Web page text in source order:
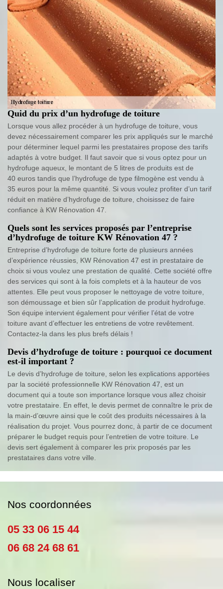
Quid du prix d’un hydrofuge de toiture
Lorsque vous allez procéder à un hydrofuge de toiture, vous
devez nécessairement comparer les prix appliqués sur le marché
pour déterminer lequel parmi les prestataires propose des tarifs
adaptés à votre budget. Il faut savoir que si vous optez pour un
hydrofuge aqueux, le montant de 5 litres de produits est de
40 euros tandis que l’hydrofuge de type filmogène est vendu à
35 euros pour la même quantité. Si vous voulez profiter d’un tarif
réduit en matière d’hydrofuge de toiture, choisissez de faire
confiance à KW Rénovation 47.
Quels sont les services proposés par l’entreprise
d’hydrofuge de toiture KW Rénovation 47 ?
Entreprise d’hydrofuge de toiture forte de plusieurs années
d’expérience réussies, KW Rénovation 47 est in prestataire de
choix si vous voulez une prestation de qualité. Cette société offre
des services qui sont à la fois complets et à la hauteur de vos
attentes. Elle peut vous proposer le nettoyage de votre toiture,
son démoussage et bien sûr l’application de produit hydrofuge.
Son équipe intervient également pour vérifier l’état de votre
toiture avant d’effectuer les entretiens de votre revêtement.
Contactez-la dans les plus brefs délais !
Devis d’hydrofuge de toiture : pourquoi ce document
est-il important ?
Le devis d’hydrofuge de toiture, selon les explications apportées
par la société professionnelle KW Rénovation 47, est un
document qui a toute son importance lorsque vous allez choisir
votre prestataire. En effet, le devis permet de connaître le prix de
la main-d’œuvre ainsi que le coût des produits nécessaires à la
réalisation du projet. Vous pourrez donc, à partir de ce document
préparer le budget requis pour l’entretien de votre toiture. Le
devis sert également à comparer les prix proposés par les
prestataires dans votre ville.
Nos coordonnées
05 33 06 15 44
06 68 24 68 61
Nous localiser